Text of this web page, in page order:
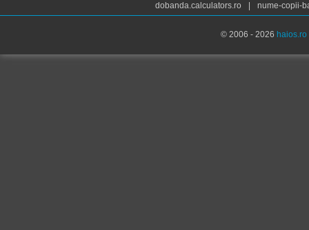
dobanda.calculators.ro nume-copii-
© 2006 - 2026 haios.ro